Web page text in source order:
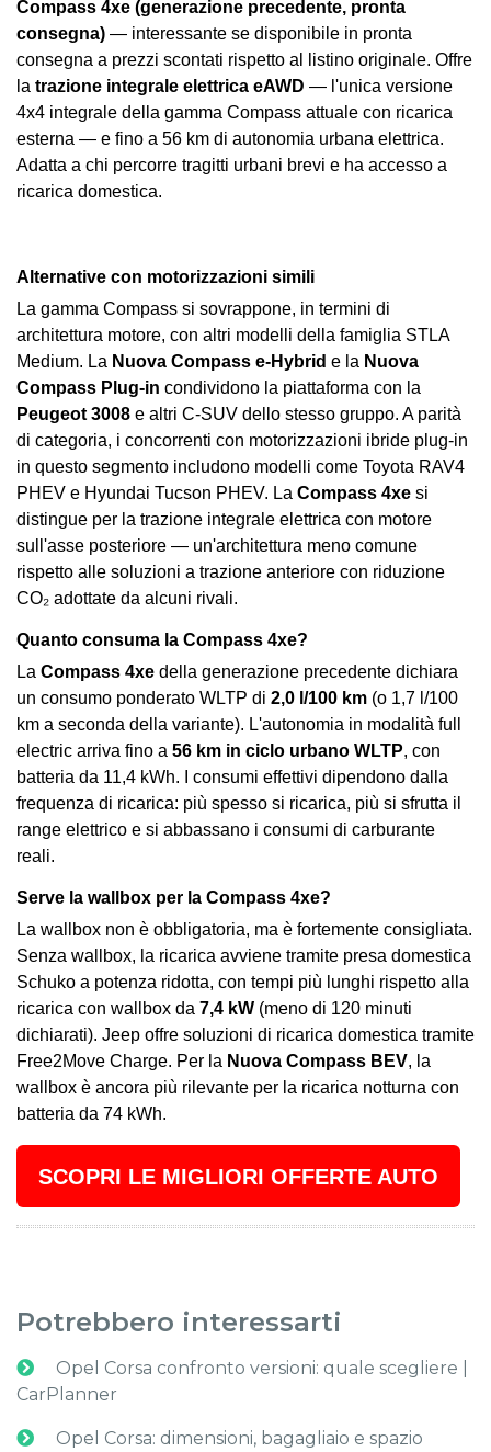
Compass 4xe (generazione precedente, pronta
consegna) — interessante se disponibile in pronta
consegna a prezzi scontati rispetto al listino originale. Offre
la trazione integrale elettrica eAWD — l'unica versione
4x4 integrale della gamma Compass attuale con ricarica
esterna — e fino a 56 km di autonomia urbana elettrica.
Adatta a chi percorre tragitti urbani brevi e ha accesso a
ricarica domestica.
Alternative con motorizzazioni simili
La gamma Compass si sovrappone, in termini di
architettura motore, con altri modelli della famiglia STLA
Medium. La Nuova Compass e-Hybrid e la Nuova
Compass Plug-in condividono la piattaforma con la
Peugeot 3008 e altri C-SUV dello stesso gruppo. A parità
di categoria, i concorrenti con motorizzazioni ibride plug-in
in questo segmento includono modelli come Toyota RAV4
PHEV e Hyundai Tucson PHEV. La Compass 4xe si
distingue per la trazione integrale elettrica con motore
sull'asse posteriore — un'architettura meno comune
rispetto alle soluzioni a trazione anteriore con riduzione
CO₂ adottate da alcuni rivali.
Quanto consuma la Compass 4xe?
La Compass 4xe della generazione precedente dichiara
un consumo ponderato WLTP di 2,0 l/100 km (o 1,7 l/100
km a seconda della variante). L'autonomia in modalità full
electric arriva fino a 56 km in ciclo urbano WLTP, con
batteria da 11,4 kWh. I consumi effettivi dipendono dalla
frequenza di ricarica: più spesso si ricarica, più si sfrutta il
range elettrico e si abbassano i consumi di carburante
reali.
Serve la wallbox per la Compass 4xe?
La wallbox non è obbligatoria, ma è fortemente consigliata.
Senza wallbox, la ricarica avviene tramite presa domestica
Schuko a potenza ridotta, con tempi più lunghi rispetto alla
ricarica con wallbox da 7,4 kW (meno di 120 minuti
dichiarati). Jeep offre soluzioni di ricarica domestica tramite
Free2Move Charge. Per la Nuova Compass BEV, la
wallbox è ancora più rilevante per la ricarica notturna con
batteria da 74 kWh.
SCOPRI LE MIGLIORI OFFERTE AUTO
Potrebbero interessarti
Opel Corsa confronto versioni: quale scegliere |
CarPlanner
Opel Corsa: dimensioni, bagagliaio e spazio